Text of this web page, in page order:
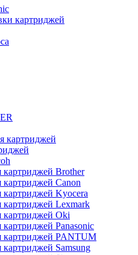
картриджей
картриджей
картриджей Brother
картриджей Canon
картриджей Kyocera
картриджей Lexmark
картриджей Oki
картриджей Panasonic
картриджей PANTUM
картриджей Samsung